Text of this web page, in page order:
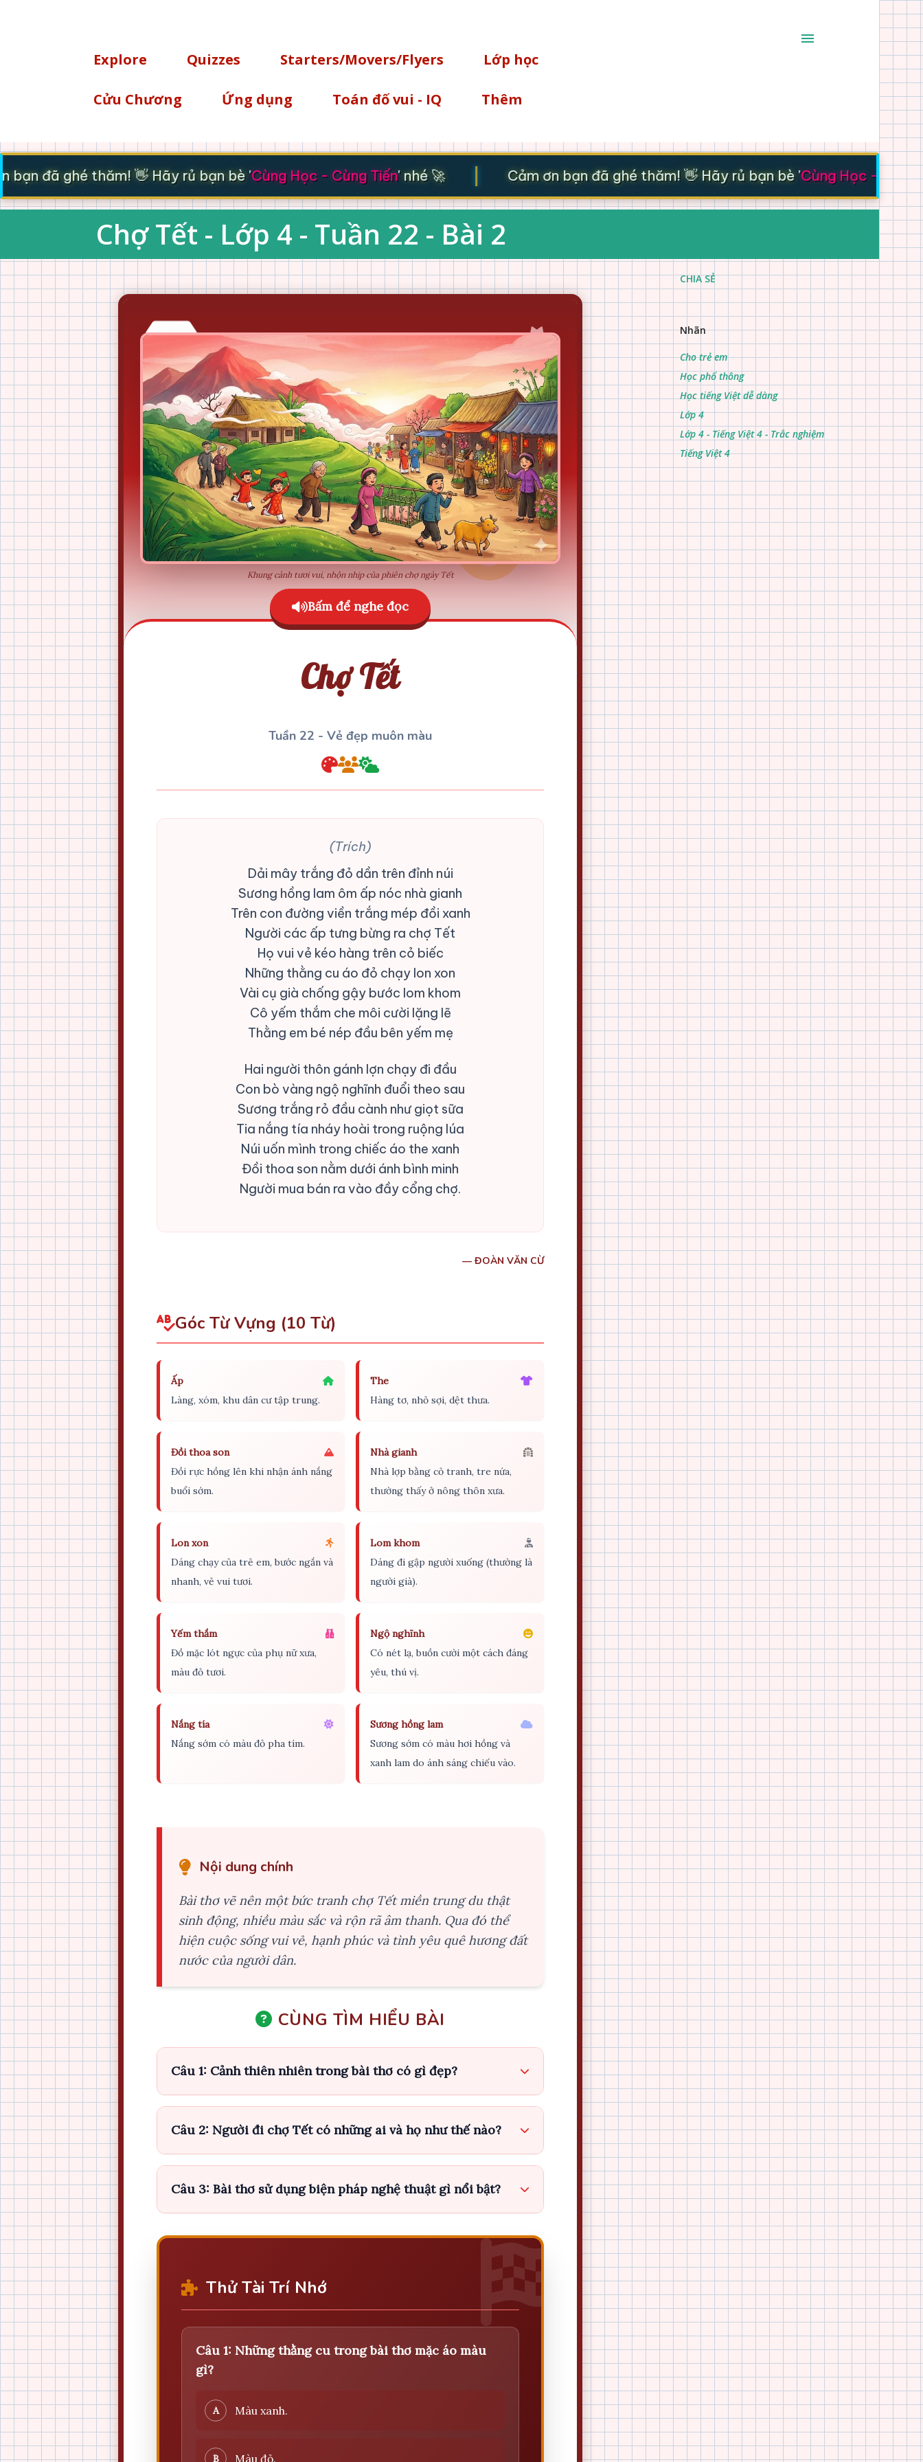
Explore
Quizzes Starters/Movers/Flyers Lớp học
Cửu Chương Ứng dụng Toán đố vui - IQ Thêm
đã ghé thăm! 👋 Hãy rủ bạn bè 'Cùng Học - Cùng Tiến' nhé 🚀 Cảm ơn bạn đã ghé thăm! 👋 Hãy rủ bạn bè 'Cùng Học - Cùng
Chợ Tết - Lớp 4 - Tuần 22 - Bài 2
Khung cảnh tươi vui, nhộn nhịp của phiên chợ ngày Tết
Bấm để nghe đọc
Chợ Tết
Tuần 22 - Vẻ đẹp muôn màu
(Trích)
Dải mây trắng đỏ dần trên đỉnh núi
Sương hồng lam ôm ấp nóc nhà gianh
Trên con đường viền trắng mép đồi xanh
Người các ấp tưng bừng ra chợ Tết
Họ vui vẻ kéo hàng trên cỏ biếc
Những thằng cu áo đỏ chạy lon xon
Vài cụ già chống gậy bước lom khom
Cô yếm thắm che môi cười lặng lẽ
Thằng em bé nép đầu bên yếm mẹ
Hai người thôn gánh lợn chạy đi đầu
Con bò vàng ngộ nghĩnh đuổi theo sau
Sương trắng rỏ đầu cành như giọt sữa
Tia nắng tía nháy hoài trong ruộng lúa
Núi uốn mình trong chiếc áo the xanh
Đồi thoa son nằm dưới ánh bình minh
Người mua bán ra vào đầy cổng chợ.
— ĐOÀN VĂN CỪ
Góc Từ Vựng (10 Từ)
Ấp
Làng, xóm, khu dân cư tập trung.
The
Hàng tơ, nhỏ sợi, dệt thưa.
Đồi thoa son
Đồi rực hồng lên khi nhận ánh nắng
buổi sớm.
Nhà gianh
Nhà lợp bằng cỏ tranh, tre nứa,
thường thấy ở nông thôn xưa.
Lon xon
Dáng chạy của trẻ em, bước ngắn và
nhanh, vẻ vui tươi.
Lom khom
Dáng đi gập người xuống (thường là
người già).
Yếm thắm
Đồ mặc lót ngực của phụ nữ xưa,
màu đỏ tươi.
Ngộ nghĩnh
Có nét lạ, buồn cười một cách đáng
yêu, thú vị.
Nắng tía
Nắng sớm có màu đỏ pha tím.
Sương hồng lam
Sương sớm có màu hơi hồng và
xanh lam do ánh sáng chiếu vào.
Nội dung chính
Bài thơ vẽ nên một bức tranh chợ Tết miền trung du thật
sinh động, nhiều màu sắc và rộn rã âm thanh. Qua đó thể
hiện cuộc sống vui vẻ, hạnh phúc và tình yêu quê hương đất
nước của người dân.
CÙNG TÌM HIỂU BÀI
Câu 1: Cảnh thiên nhiên trong bài thơ có gì đẹp?
Câu 2: Người đi chợ Tết có những ai và họ như thế nào?
Câu 3: Bài thơ sử dụng biện pháp nghệ thuật gì nổi bật?
Thử Tài Trí Nhớ
Câu 1: Những thằng cu trong bài thơ mặc áo màu
gì?
A Màu xanh.
B Màu đỏ.
CHIA SẺ
Nhãn
Cho trẻ em
Học phổ thông
Học tiếng Việt dễ dàng
Lớp 4
Lớp 4 - Tiếng Việt 4 - Trắc nghiệm
Tiếng Việt 4